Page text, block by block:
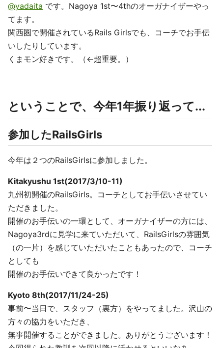
@yadaita です。Nagoya 1st〜4thのオーガナイザーやっ
てます。
関西圏で開催されているRails Girlsでも、コーチでお手伝
いしたりしています。
くまモン好きです。（←超重要。）
ということで、今年1年振り返って...
参加したRailsGirls
今年は２つのRailsGirlsに参加しました。
Kitakyushu 1st(2017/3/10-11)
九州初開催のRailsGirls。コーチとしてお手伝いさせてい
ただきました。
開催のお手伝いの一環として、オーガナイザーの方には、
Nagoya3rdに見学に来ていただいて、RailsGirlsの雰囲気
（の一片）を感じていただいたこともあったので、コーチ
としても
開催のお手伝いできて良かったです！
Kyoto 8th(2017/11/24-25)
事前〜当日で、スタッフ（裏方）をやってました。沢山の
方々の協力をいただき、
無事開催することができました。ありがとうございます！